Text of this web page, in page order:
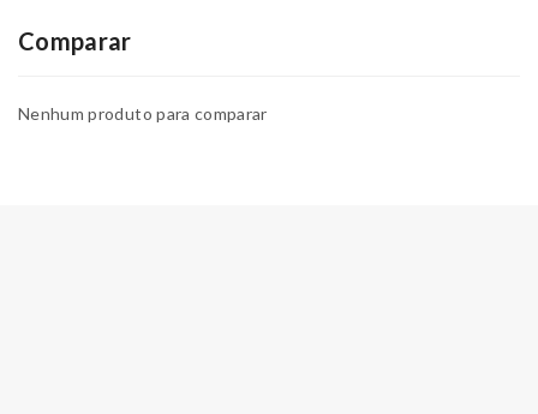
Comparar
Nenhum produto para comparar